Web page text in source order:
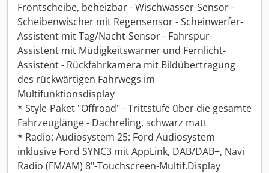
Frontscheibe, beheizbar - Wischwasser-Sensor -
Scheibenwischer mit Regensensor - Scheinwerfer-
Assistent mit Tag/Nacht-Sensor - Fahrspur-
Assistent mit Müdigkeitswarner und Fernlicht-
Assistent - Rückfahrkamera mit Bildübertragung
des rückwärtigen Fahrwegs im
Multifunktionsdisplay
* Style-Paket "Offroad" - Trittstufe über die gesamte
Fahrzeuglänge - Dachreling, schwarz matt
* Radio: Audiosystem 25: Ford Audiosystem
inklusive Ford SYNC3 mit AppLink, DAB/DAB+, Navi
Radio (FM/AM) 8"-Touchscreen-Multif.Display